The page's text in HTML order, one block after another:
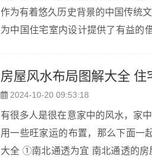
作为有着悠久历史背景的中国传统
为中国住宅室内设计提供了有益的借鉴。 风水实际上是人类在与自然界相适应的
房屋风水布局图解大全
2024-10-20 09:53:18
有很多人是很在意家中的风水，家
用一些旺家运的布置，那么下面一
大全 ①南北通透为宜 南北通透的房